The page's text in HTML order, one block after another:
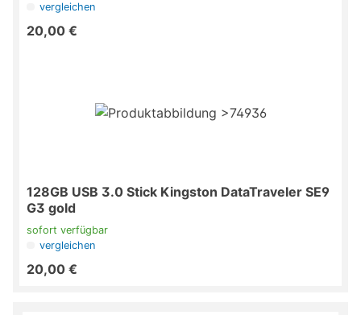
vergleichen
20,00 €
128GB USB 3.0 Stick Kingston DataTraveler SE9
G3 gold
sofort verfügbar
vergleichen
20,00 €